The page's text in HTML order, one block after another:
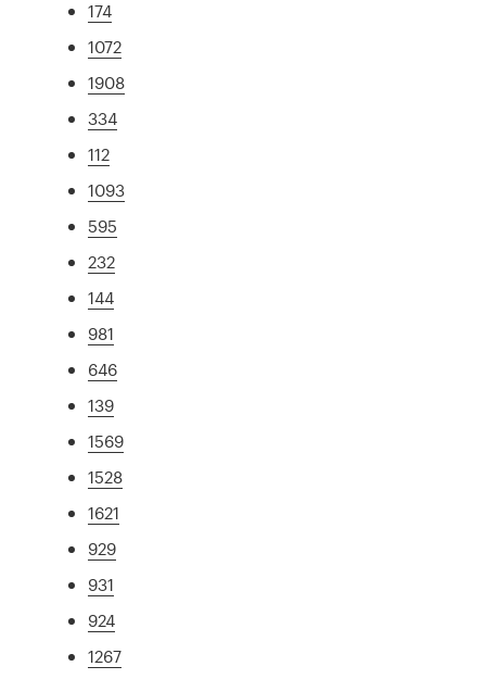
174
1072
1908
334
112
1093
595
232
144
981
646
139
1569
1528
1621
929
931
924
1267